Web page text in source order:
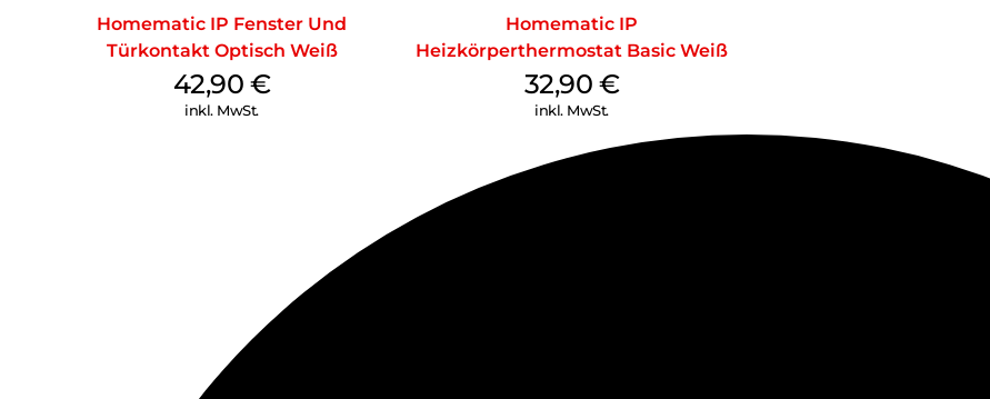
Homematic IP Fenster Und
Türkontakt Optisch Weiß
42,90 €
inkl. MwSt.
Homematic IP
Heizkörperthermostat Basic Weiß
32,90 €
inkl. MwSt.